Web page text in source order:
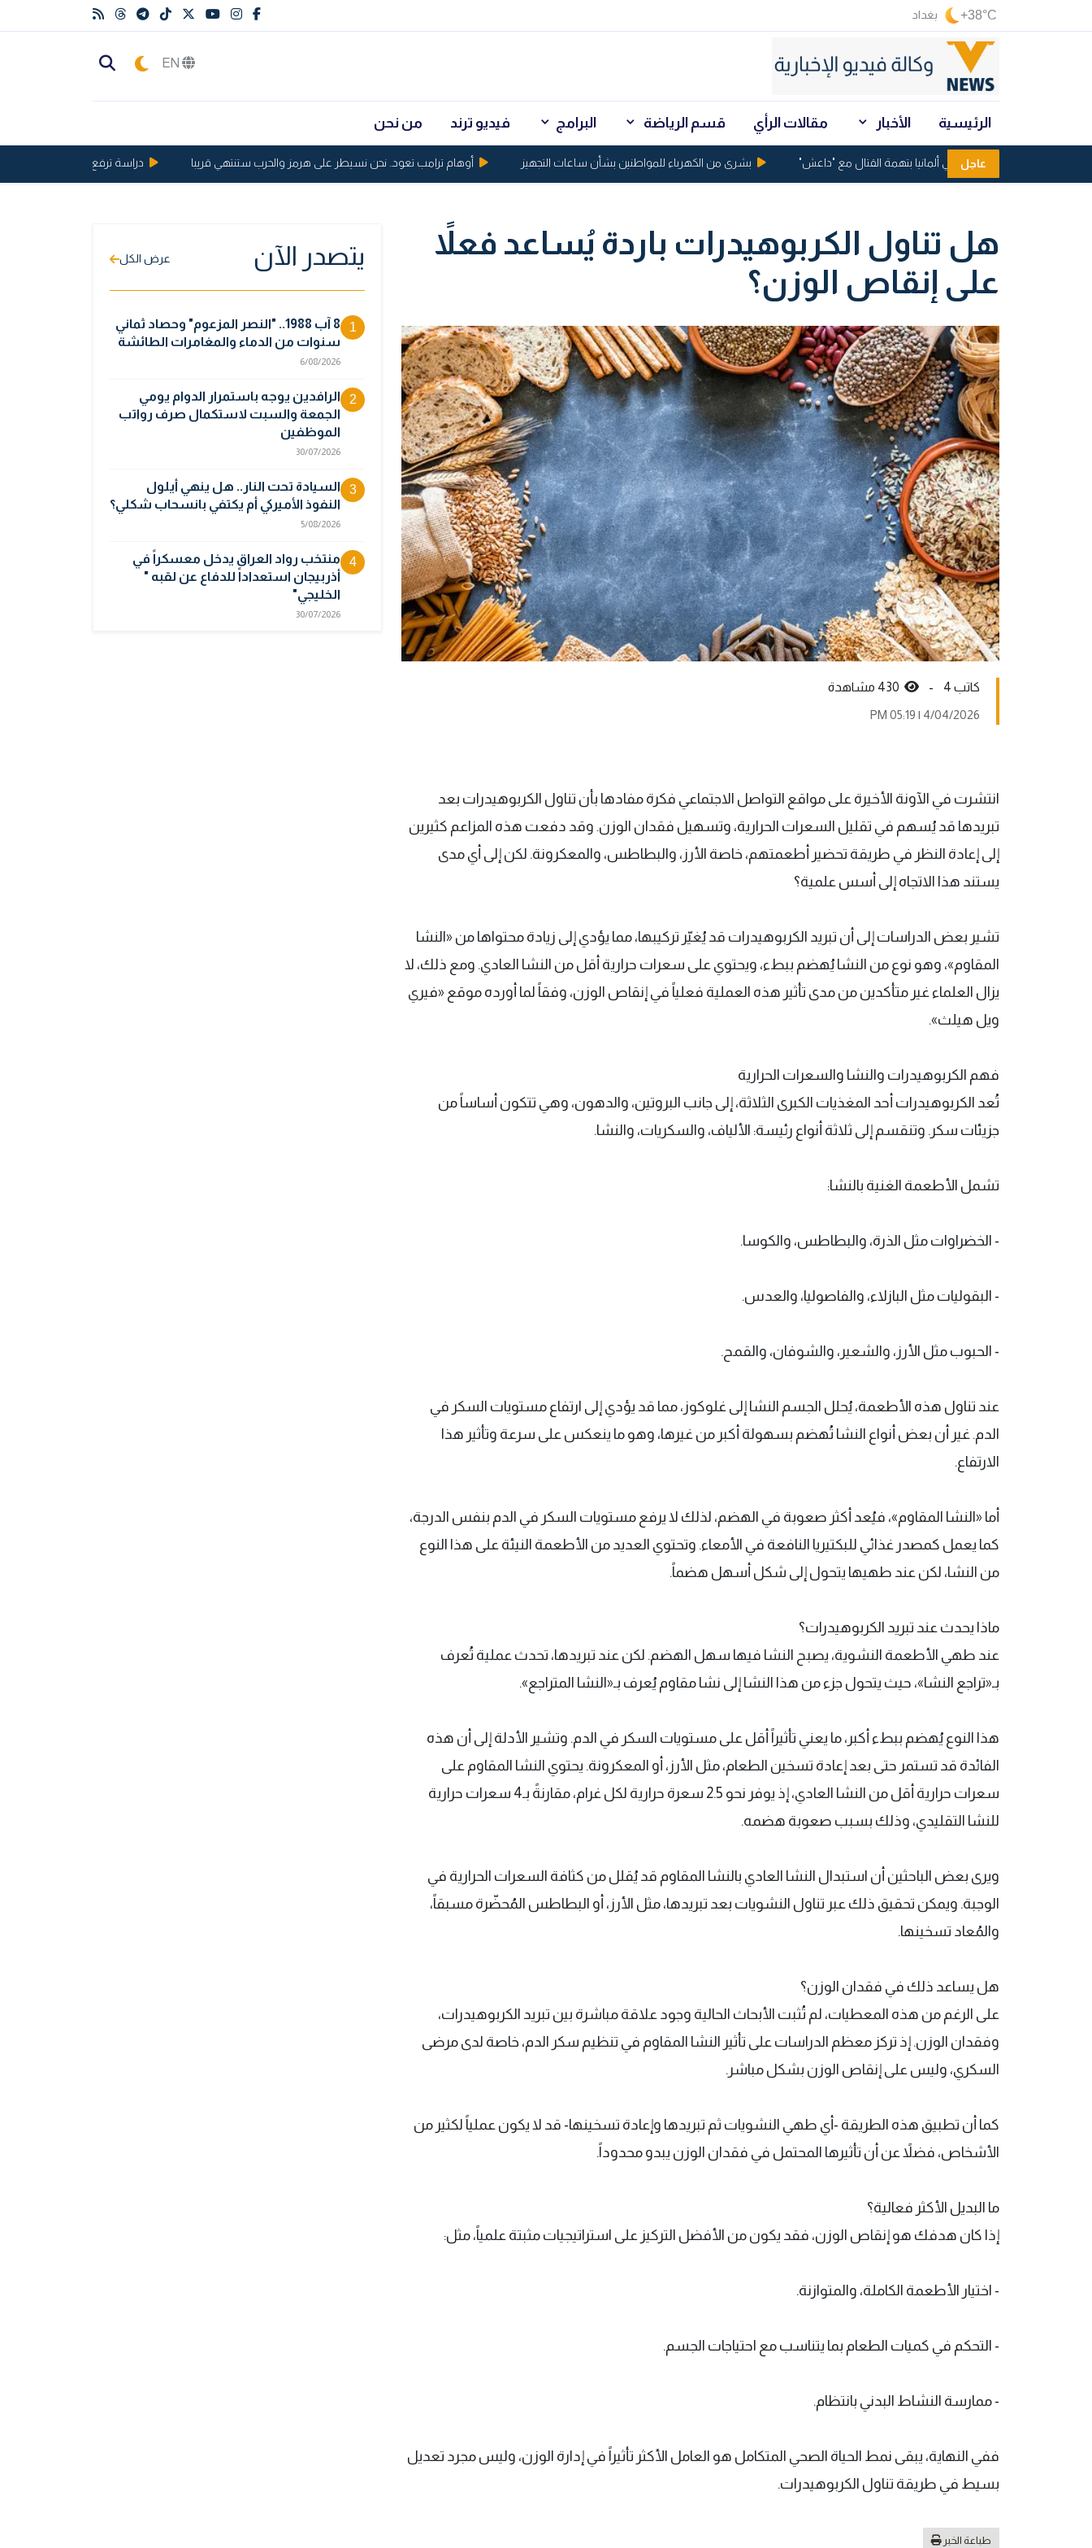
+38°C بغداد
الرئيسية الأخبار مقالات الرأي قسم الرياضة البرامج فيديو ترند من نحن
عاجل
اعتقال عراقيين في ألمانيا بتهمة القتال مع "داعش" بشرى من الكهرباء للمواطنين بشأن ساعات التجهيز أوهام ترامب تعود.. نحن نسيطر على هرمز والحرب ستنتهي قريبا دراسة ترفع الحد الأقصى لعمر الإنسان إلى
هل تناول الكربوهيدرات باردة يُساعد فعلاً
على إنقاص الوزن؟
كاتب 4 -
4/04/2026 | 05:19 PM
انتشرت في الآونة الأخيرة على مواقع التواصل الاجتماعي فكرة مفادها بأن تناول الكربوهيدرات بعد
تبريدها قد يُسهم في تقليل السعرات الحرارية، وتسهيل فقدان الوزن. وقد دفعت هذه المزاعم كثيرين
إلى إعادة النظر في طريقة تحضير أطعمتهم، خاصة الأرز، والبطاطس، والمعكرونة. لكن إلى أي مدى
يستند هذا الاتجاه إلى أسس علمية؟
تشير بعض الدراسات إلى أن تبريد الكربوهيدرات قد يُغيّر تركيبها، مما يؤدي إلى زيادة محتواها من «النشا
المقاوم»، وهو نوع من النشا يُهضم ببطء، ويحتوي على سعرات حرارية أقل من النشا العادي. ومع ذلك، لا
يزال العلماء غير متأكدين من مدى تأثير هذه العملية فعلياً في إنقاص الوزن، وفقاً لما أورده موقع «فيري
ويل هيلث».
فهم الكربوهيدرات والنشا والسعرات الحرارية
تُعد الكربوهيدرات أحد المغذيات الكبرى الثلاثة، إلى جانب البروتين، والدهون، وهي تتكون أساساً من
جزيئات سكر. وتنقسم إلى ثلاثة أنواع رئيسة: الألياف، والسكريات، والنشا.
تشمل الأطعمة الغنية بالنشا:
- الخضراوات مثل الذرة، والبطاطس، والكوسا.
- البقوليات مثل البازلاء، والفاصوليا، والعدس.
- الحبوب مثل الأرز، والشعير، والشوفان، والقمح.
عند تناول هذه الأطعمة، يُحلل الجسم النشا إلى غلوكوز، مما قد يؤدي إلى ارتفاع مستويات السكر في
الدم. غير أن بعض أنواع النشا تُهضم بسهولة أكبر من غيرها، وهو ما ينعكس على سرعة وتأثير هذا
الارتفاع.
أما «النشا المقاوم»، فيُعد أكثر صعوبة في الهضم، لذلك لا يرفع مستويات السكر في الدم بنفس الدرجة،
كما يعمل كمصدر غذائي للبكتيريا النافعة في الأمعاء. وتحتوي العديد من الأطعمة النيئة على هذا النوع
من النشا، لكن عند طهيها يتحول إلى شكل أسهل هضماً.
ماذا يحدث عند تبريد الكربوهيدرات؟
عند طهي الأطعمة النشوية، يصبح النشا فيها سهل الهضم. لكن عند تبريدها، تحدث عملية تُعرف
بـ«تراجع النشا»، حيث يتحول جزء من هذا النشا إلى نشا مقاوم يُعرف بـ«النشا المتراجع».
هذا النوع يُهضم ببطء أكبر، ما يعني تأثيراً أقل على مستويات السكر في الدم. وتشير الأدلة إلى أن هذه
الفائدة قد تستمر حتى بعد إعادة تسخين الطعام، مثل الأرز، أو المعكرونة. يحتوي النشا المقاوم على
سعرات حرارية أقل من النشا العادي، إذ يوفر نحو 2.5 سعرة حرارية لكل غرام، مقارنةً بـ4 سعرات حرارية
للنشا التقليدي، وذلك بسبب صعوبة هضمه.
ويرى بعض الباحثين أن استبدال النشا العادي بالنشا المقاوم قد يُقلل من كثافة السعرات الحرارية في
الوجبة. ويمكن تحقيق ذلك عبر تناول النشويات بعد تبريدها، مثل الأرز، أو البطاطس المُحضّرة مسبقاً،
والمُعاد تسخينها.
هل يساعد ذلك في فقدان الوزن؟
على الرغم من هذه المعطيات، لم تُثبت الأبحاث الحالية وجود علاقة مباشرة بين تبريد الكربوهيدرات،
وفقدان الوزن. إذ تركز معظم الدراسات على تأثير النشا المقاوم في تنظيم سكر الدم، خاصة لدى مرضى
السكري، وليس على إنقاص الوزن بشكل مباشر.
كما أن تطبيق هذه الطريقة -أي طهي النشويات ثم تبريدها وإعادة تسخينها- قد لا يكون عملياً لكثير من
الأشخاص، فضلاً عن أن تأثيرها المحتمل في فقدان الوزن يبدو محدوداً.
ما البديل الأكثر فعالية؟
إذا كان هدفك هو إنقاص الوزن، فقد يكون من الأفضل التركيز على استراتيجيات مثبتة علمياً، مثل:
- اختيار الأطعمة الكاملة، والمتوازنة.
- التحكم في كميات الطعام بما يتناسب مع احتياجات الجسم.
- ممارسة النشاط البدني بانتظام.
ففي النهاية، يبقى نمط الحياة الصحي المتكامل هو العامل الأكثر تأثيراً في إدارة الوزن، وليس مجرد تعديل
بسيط في طريقة تناول الكربوهيدرات.
طباعة الخبر
يتصدر الآن عرض الكل
1
8 آب 1988.. "النصر المزعوم" وحصاد ثماني
سنوات من الدماء والمغامرات الطائشة
6/08/2026
2
الرافدين يوجه باستمرار الدوام يومي
الجمعة والسبت لاستكمال صرف رواتب
الموظفين
30/07/2026
3
السيادة تحت النار.. هل ينهي أيلول
النفوذ الأميركي أم يكتفي بانسحاب شكلي؟
5/08/2026
4
منتخب رواد العراق يدخل معسكراً في
أذربيجان استعداداً للدفاع عن لقبه "
الخليجي"
30/07/2026